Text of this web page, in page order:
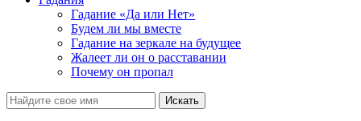
Гадание «Да или Нет»
Будем ли мы вместе
Гадание на зеркале на будущее
Жалеет ли он о расставании
Почему он пропал